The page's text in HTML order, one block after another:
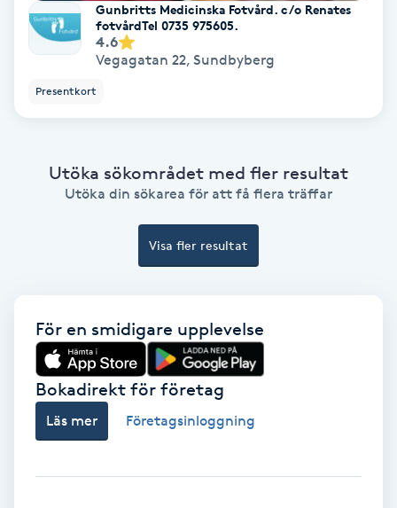
Healing
Herrklippning
HIFU
Hollywood Peel
Hudföryngring
Huduppstramning
Hudvård
Gunbritts Medicinska Fotvård. c/o Renates
fotvårdTel 0735 975605.
4.6
Vegagatan 22, Sundbyberg
Presentkort
Utöka sökområdet med fler resultat
Utöka din sökarea för att få flera träffar
Visa fler resultat
För en smidigare upplevelse
Bokadirekt för företag
Läs mer Företagsinloggning